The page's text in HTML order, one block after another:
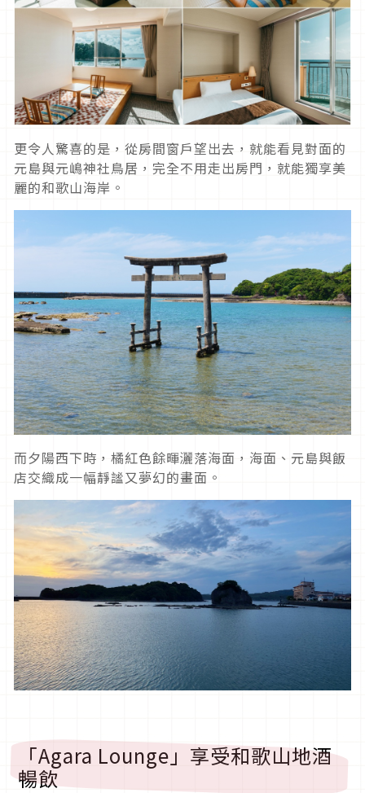
更令人驚喜的是，從房間窗戶望出去，就能看見對面的
元島與元嶋神社鳥居，完全不用走出房門，就能獨享美
麗的和歌山海岸。
而夕陽西下時，橘紅色餘暉灑落海面，海面、元島與飯
店交織成一幅靜謐又夢幻的畫面。
「Agara Lounge」享受和歌山地酒
暢飲